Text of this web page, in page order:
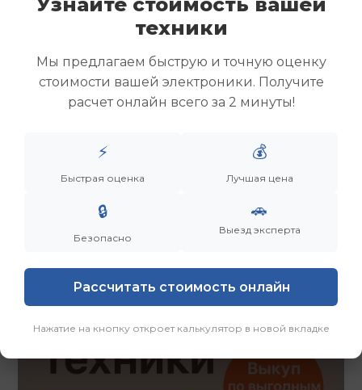
Скупка ноутбуков
Скупка ультрабуков
Скупка рабочих ноутбуков
Скупка старых ноутбуков (б/у)
Скупка внешних жестких дисков
Заказать Смотреть еще
техники
Мы предлагаем быструю и точную оценку
стоимости вашей электроники. Получите
расчет онлайн всего за 2 минуты!
⚡
Быстрая оценка
💰
Лучшая цена
🔒
Безопасно
🚗
Выезд эксперта
Рассчитать стоимость онлайн
Нажатие на кнопку откроет калькулятор в новой вкладке